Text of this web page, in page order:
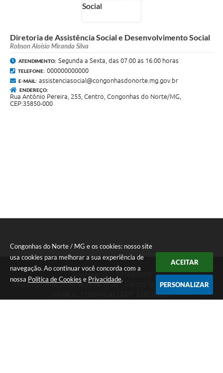
Congonhas do Norte / MG e os cookies: nosso site
usa cookies para melhorar a sua experiência de
navegação. Ao continuar você concorda com a
nossa Política de Cookies e Privacidade.
ACEITAR
PERSONALIZAR
Diretoria de Assistência Social e Desenvolvimento Social
Robson Aloísio Miranda Silva
ATENDIMENTO: Segunda a Sexta, das 07:00 as 16:00 horas
TELEFONE: 000000000000
E-MAIL: assistenciasocial@congonhasdonorte.mg.gov.br
ENDEREÇO:
Rua Antônio Pereira, 255, Centro, Congonhas do Norte/MG,
CEP:35850-000
Endereço: Rua: João Moreira, nº 22 - Centro Segunda a Sexta das
07:00 as 17:00 horas | CEP: 35850-000